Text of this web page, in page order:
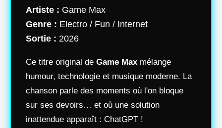
Artiste : Game Max
Genre : Electro / Fun / Internet
Sortie : 2026
Ce titre original de Game Max mélange
humour, technologie et musique moderne. La
chanson parle des moments où l'on bloque
sur ses devoirs… et où une solution
inattendue apparaît : ChatGPT !